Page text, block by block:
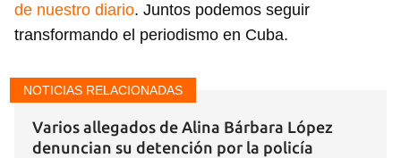
de nuestro diario. Juntos podemos seguir
transformando el periodismo en Cuba.
NOTICIAS RELACIONADAS
Varios allegados de Alina Bárbara López
denuncian su detención por la policía